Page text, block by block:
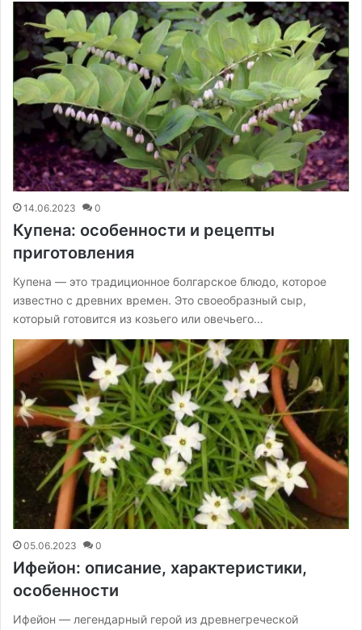
14.06.2023 0
Купена: особенности и рецепты
приготовления
Купена — это традиционное болгарское блюдо, которое
известно с древних времен. Это своеобразный сыр,
который готовится из козьего или овечьего…
05.06.2023 0
Ифейон: описание, характеристики,
особенности
Ифейон — легендарный герой из древнегреческой